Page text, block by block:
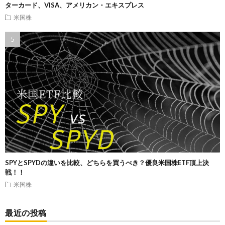
ターカード、VISA、アメリカン・エキスプレス
米国株
SPYとSPYDの違いを比較、どちらを買うべき？優良米国株ETF頂上決
戦！！
米国株
最近の投稿